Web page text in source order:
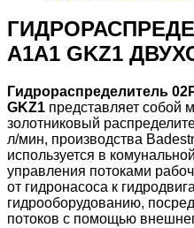
A1А1 GKZ1
Гидрораспределитель
GKZ1 представляет собой
золотниковый
л/мин, производства
используется в
управления потоками
от гидронасоса к
гидрооборудованию,
потоков с помощью